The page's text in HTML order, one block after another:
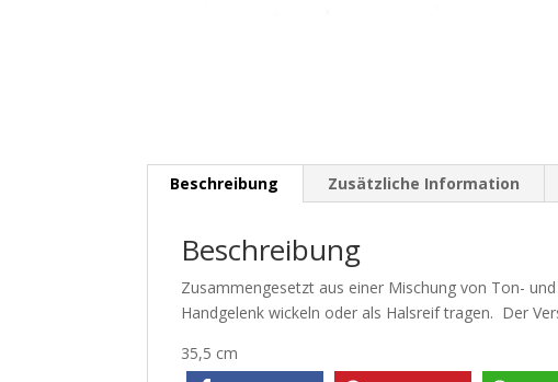
Beschreibung Zusätzliche Information
Beschreibung
Zusammengesetzt aus einer Mischung von Ton-
Handgelenk wickeln oder als Halsreif tragen. Der
35,5 cm